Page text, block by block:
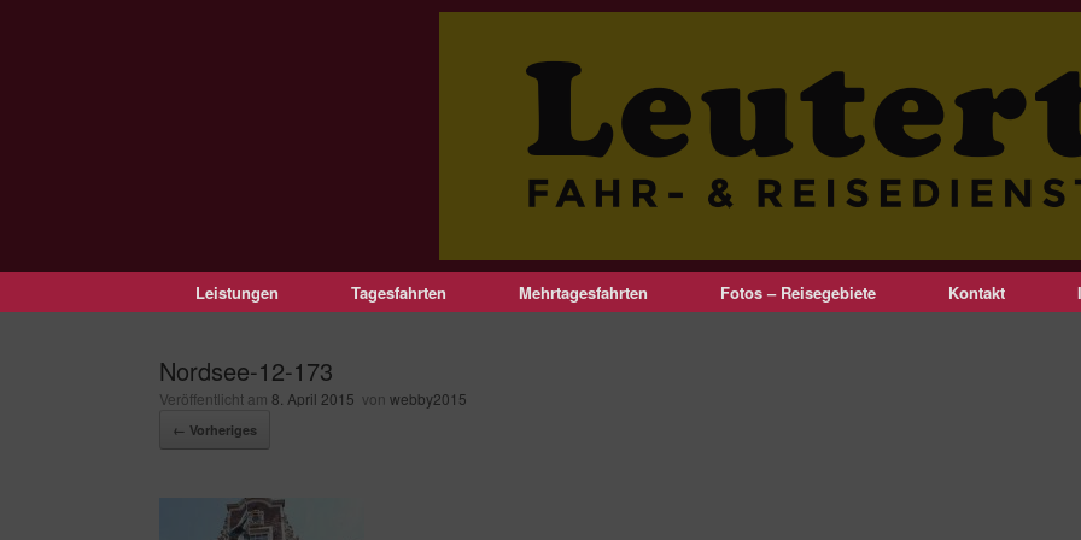
Leistungen Tagesfahrten Mehrtagesfahrten Fotos – Reisegebiete Kontakt
Nordsee-12-173
Veröffentlicht am 8. April 2015 von webby2015
← Vorheriges